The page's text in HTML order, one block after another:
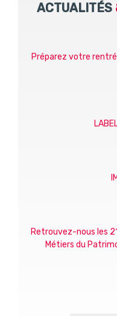
ACTUALITÉS
Préparez votre
Retrouvez-nous les
Métiers du